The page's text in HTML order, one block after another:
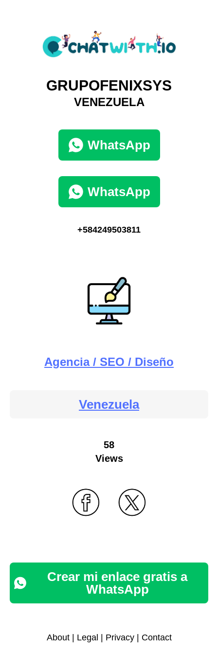
GRUPOFENIXSYS
VENEZUELA
WhatsApp
WhatsApp
+584249503811
Agencia / SEO / Diseño
Venezuela
58
Views
Crear mi enlace gratis a
WhatsApp
About| Legal Privacy| Contact